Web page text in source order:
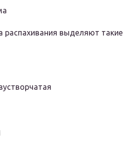
распахивания выделяют такие